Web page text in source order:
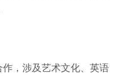
，涉及艺术文化、英语